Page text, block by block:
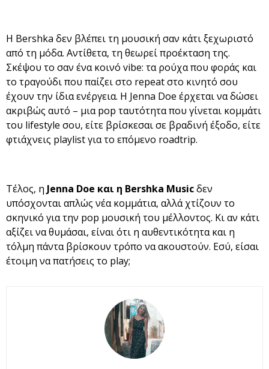
Η Bershka δεν βλέπει τη μουσική σαν κάτι ξεχωριστό
από τη μόδα. Αντίθετα, τη θεωρεί προέκταση της.
Σκέψου το σαν ένα κοινό vibe: τα ρούχα που φοράς και
το τραγούδι που παίζει στο repeat στο κινητό σου
έχουν την ίδια ενέργεια. Η Jenna Doe έρχεται να δώσει
ακριβώς αυτό – μια pop ταυτότητα που γίνεται κομμάτι
του lifestyle σου, είτε βρίσκεσαι σε βραδινή έξοδο, είτε
φτιάχνεις playlist για το επόμενο roadtrip.
Τέλος, η Jenna Doe και η Bershka Musicδεν
υπόσχονται απλώς νέα κομμάτια, αλλά χτίζουν το
σκηνικό για την pop μουσική του μέλλοντος. Κι αν κάτι
αξίζει να θυμάσαι, είναι ότι η αυθεντικότητα και η
τόλμη πάντα βρίσκουν τρόπο να ακουστούν. Εσύ, είσαι
έτοιμη να πατήσεις το play;